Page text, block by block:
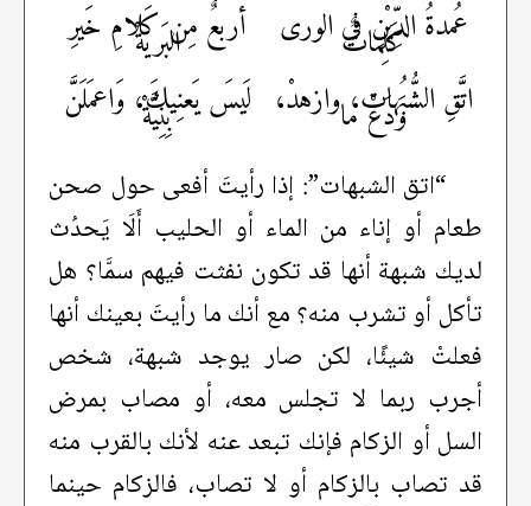
عُمدةُ الدِّيْنِ في الورى
كَلِماتٌ أربعٌ مِن كَلامِ خَيرِ
البَريةْ
اتَّقِ الشُّبُهاتِ، وازهدْ،
وَدَعْ ما لَيسَ يَعنِيكَ، وَاعمَلَنَّ
بِنِيَّةْ
“اتق الشبهات”: إذا رأيتَ أفعى حول صحن
طعام أو إناء من الماء أو الحليب أَلَا يَحدُث
لديك شبهة أنها قد تكون نفثت فيهم سمَّا؟ هل
تأكل أو تشرب منه؟ مع أنك ما رأيتَ بعينك أنها
فعلتْ شيئًا، لكن صار يوجد شبهة، شخص
أجرب ربما لا تجلس معه، أو مصاب بمرض
السل أو الزكام فإنك تبعد عنه لأنك بالقرب منه
قد تصاب بالزكام أو لا تصاب، فالزكام حينما